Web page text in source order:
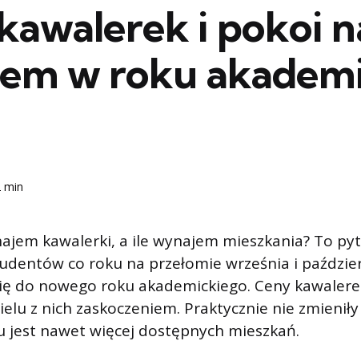
i pokoi
w roku
min
kawalerki, a ile wynajem mieszkania? To
co roku na przełomie września i
do nowego roku akademickiego. Ceny
z nich zaskoczeniem. Praktycznie nie zmieniły
jest nawet więcej dostępnych mieszkań.